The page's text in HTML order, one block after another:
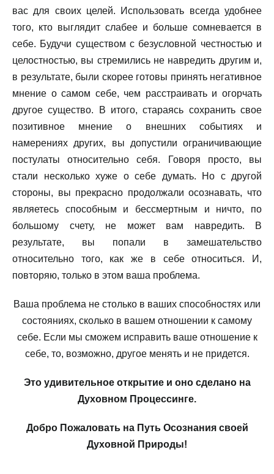
вас для своих целей. Использовать всегда удобнее
того, кто выглядит слабее и больше сомневается в
себе. Будучи существом с безусловной честностью и
целостностью, вы стремились не навредить другим и,
в результате, были скорее готовы принять негативное
мнение о самом себе, чем расстраивать и огорчать
другое существо. В итого, стараясь сохранить свое
позитивное мнение о внешних событиях и
намерениях других, вы допустили ограничивающие
постулаты относительно себя. Говоря просто, вы
стали несколько хуже о себе думать. Но с другой
стороны, вы прекрасно продолжали осознавать, что
являетесь способным и бессмертным и ничто, по
большому счету, не может вам навредить. В
результате, вы попали в замешательство
относительно того, как же в себе относиться. И,
повторяю, только в этом ваша проблема.
Ваша проблема не столько в ваших способностях или
состояниях, сколько в вашем отношении к самому
себе. Если мы сможем исправить ваше отношение к
себе, то, возможно, другое менять и не придется.
Это удивительное открытие и оно сделано на
Духовном Процессинге.
Добро Пожаловать на Путь Осознания своей
Духовной Природы!